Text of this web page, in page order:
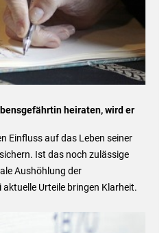
heiraten, wird er
Einfluss auf das Leben seiner
Ist das noch zulässige
Aushöhlung der
Urteile bringen Klarheit.